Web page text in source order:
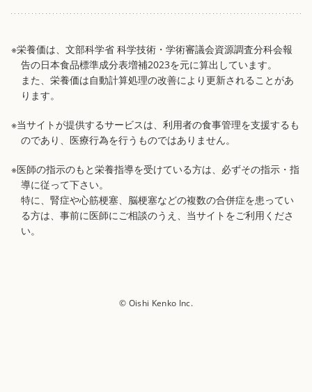
※栄養価は、文部科学省 科学技術・学術審議会資源調査分科会報
告の日本食品標準成分表増補2023を元に算出しています。
また、栄養価は自動計算処理の改善により更新されることがあ
ります。
※当サイトが提供するサービスは、利用者の食事管理を支援するも
のであり、医療行為を行うものではありません。
※医師の指示のもと栄養指導を受けている方は、必ずその指示・指
導に従って下さい。
特に、腎症や心筋梗塞、脳梗塞などの複数の合併症を患ってい
る方は、事前に医師にご相談のうえ、当サイトをご利用くださ
い。
© Oishi Kenko Inc.